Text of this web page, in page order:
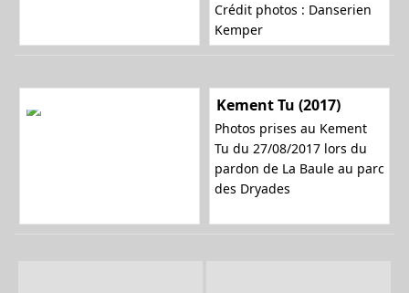
Crédit photos : Danserien
Kemper
Kement Tu (2017)
Photos prises au Kement
Tu du 27/08/2017 lors du
pardon de La Baule au parc
des Dryades